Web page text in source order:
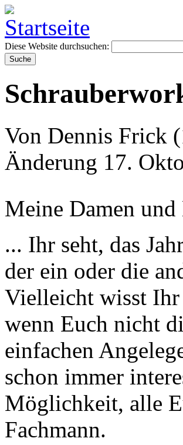
Diese Website durchsuchen:
Von Dennis Frick
Änderung 17.
Meine Damen und
... Ihr seht, das
der ein oder die
Vielleicht wisst Ihr
wenn Euch nicht
einfachen
schon immer
Möglichkeit, alle
Fachmann.